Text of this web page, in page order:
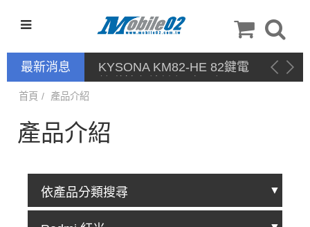
最新消息
KYSONA KM82-HE 82鍵電
競磁軸有線鍵盤 產品網頁驅
首頁 產品介紹
產品介紹